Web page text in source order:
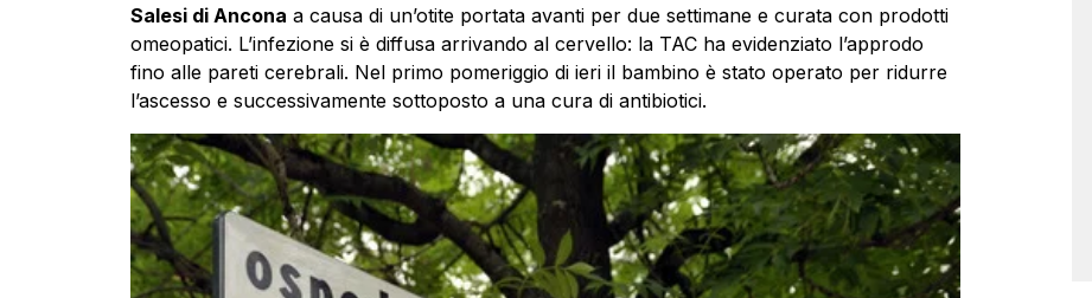
Salesi di Ancona a causa di un’otite portata avanti per due settimane e curata con prodotti
omeopatici. L’infezione si è diffusa arrivando al cervello: la TAC ha evidenziato l’approdo
fino alle pareti cerebrali. Nel primo pomeriggio di ieri il bambino è stato operato per ridurre
l’ascesso e successivamente sottoposto a una cura di antibiotici.